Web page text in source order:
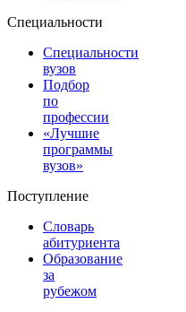
Специальности
Специальности
вузов
Подбор
по
профессии
«Лучшие
программы
вузов»
Поступление
Словарь
абитуриента
Образование
за
рубежом